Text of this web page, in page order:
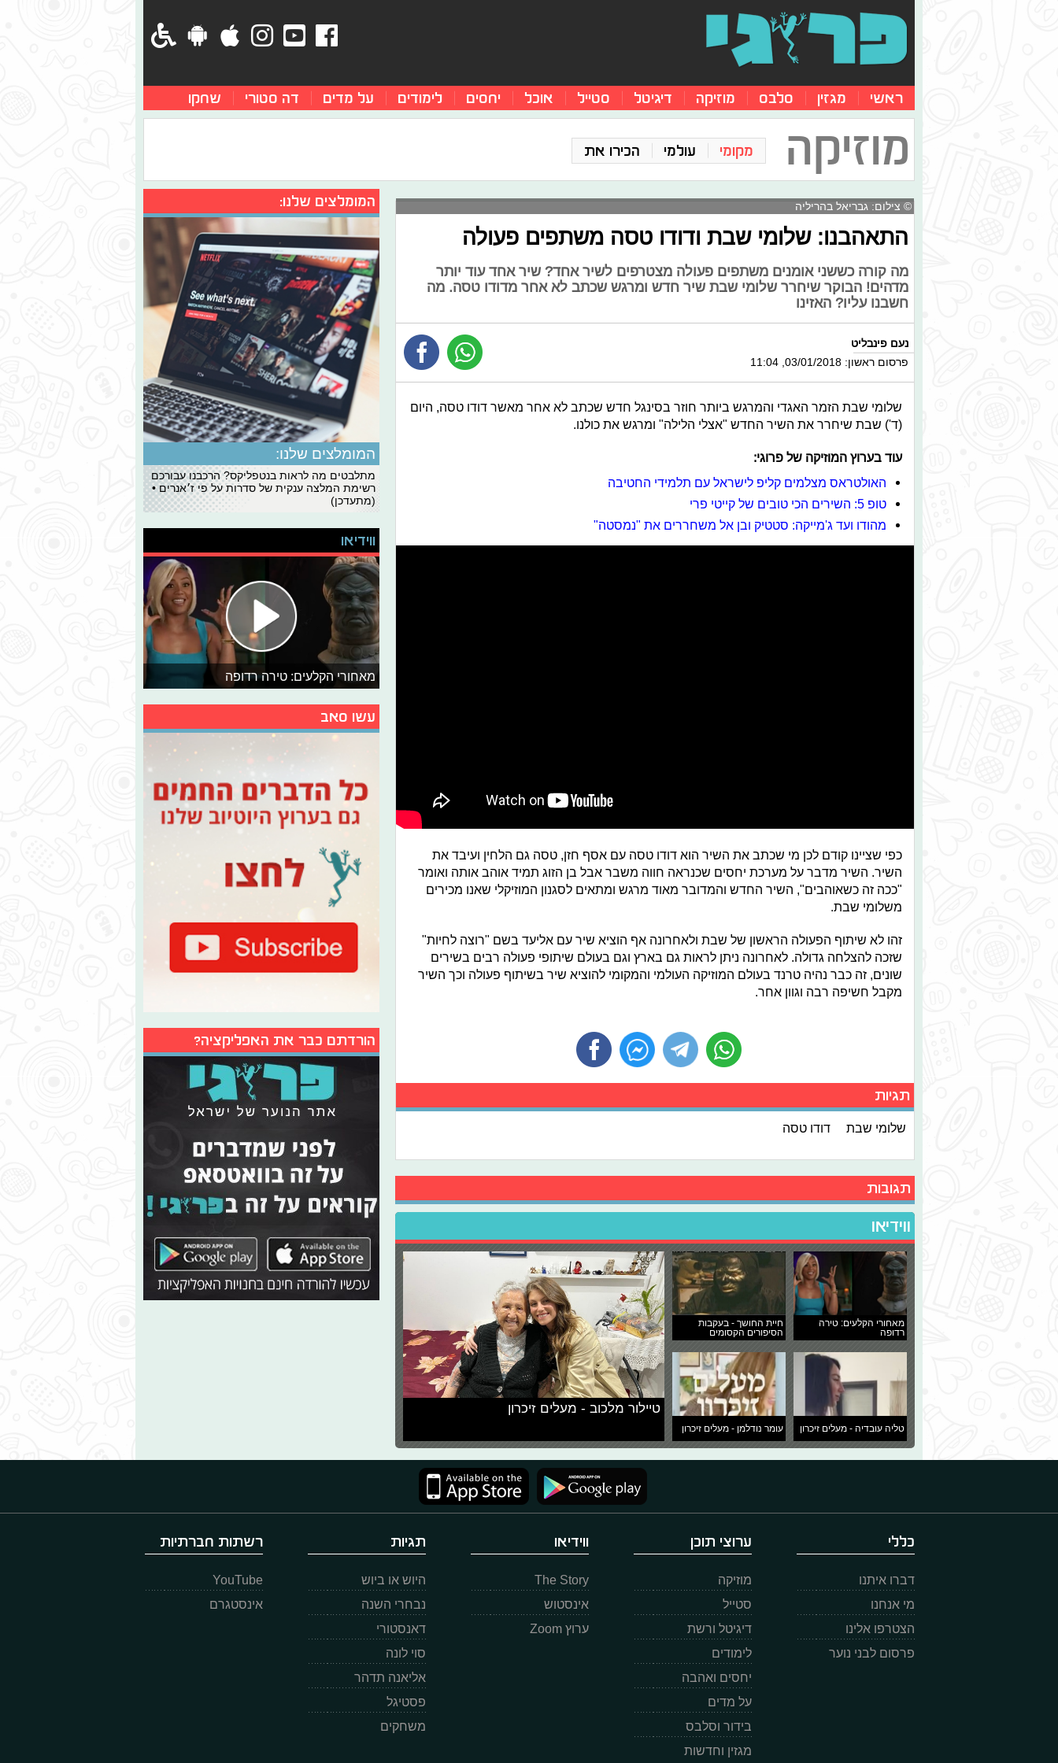
ראשי מגזין סלבס מוזיקה דיגיטל סטייל אוכל יחסים לימודים על מדים דה סטורי שחקו
מוזיקה מקומי עולמי הכירו את
© צילום: גבריאל בהריליה
התאהבנו: שלומי שבת ודודו טסה משתפים פעולה
מה קורה כששני אומנים משתפים פעולה מצטרפים לשיר אחד? שיר אחד עוד יותר
מדהים! הבוקר שיחרר שלומי שבת שיר חדש ומרגש שכתב לא אחר מדודו טסה. מה
חשבנו עליו? האזינו
נעם פינבליט
פרסום ראשון: 03/01/2018, 11:04
שלומי שבת הזמר האגדי והמרגש ביותר חוזר בסינגל חדש שכתב לא אחר מאשר דודו טסה, היום
(ד') שבת שיחרר את השיר החדש "אצלי הלילה" ומרגש את כולנו.
עוד בערוץ המוזיקה של פרוגי:
האולטראס מצלמים קליפ לישראל עם תלמידי החטיבה
טופ 5: השירים הכי טובים של קייטי פרי
מהודו ועד ג'מייקה: סטטיק ובן אל משחררים את "נמסטה"
כפי שציינו קודם לכן מי שכתב את השיר הוא דודו טסה עם אסף חזן, טסה גם הלחין ועיבד את
השיר. השיר מדבר על מערכת יחסים שכנראה חווה משבר אבל בן הזוג תמיד אוהב אותה ואומר
"ככה זה כשאוהבים", השיר החדש והמדובר מאוד מרגש ומתאים לסגנון המוזיקלי שאנו מכירים
משלומי שבת.
זהו לא שיתוף הפעולה הראשון של שבת ולאחרונה אף הוציא שיר עם אליעד בשם "רוצה לחיות"
שזכה להצלחה גדולה. לאחרונה ניתן לראות גם בארץ וגם בעולם שיתופי פעולה רבים בשירים
שונים, זה כבר נהיה טרנד בעולם המוזיקה העולמי והמקומי להוציא שיר בשיתוף פעולה וכך השיר
מקבל חשיפה רבה וגוון אחר.
תגיות
שלומי שבת דודו טסה
תגובות
ווידיאו
מאחורי הקלעים: טירה
רדופה
חיית החושך - בעקבות
הסיפורים הקסומים
טליה עובדיה - מעלים זיכרון עומר נודלמן - מעלים זיכרון
טיילור מלכוב - מעלים זיכרון
המומלצים שלנו:
המומלצים שלנו:
מתלבטים מה לראות בנטפליקס? הרכבנו עבורכם
רשימת המלצה ענקית של סדרות על פי ז׳אנרים •
(מתעדכן)
ווידיאו
מאחורי הקלעים: טירה רדופה
עשו סאב
הורדתם כבר את האפליקציה?
כללי
דברו איתנו
מי אנחנו
הצטרפו אלינו
פרסום לבני נוער
ערוצי תוכן
מוזיקה
סטייל
דיגיטל ורשת
לימודים
יחסים ואהבה
על מדים
בידור וסלבס
מגזין וחדשות
ווידיאו
The Story
אינסטוש
ערוץ Zoom
תגיות
היוש או ביוש
נבחרי השנה
דאנסטורי
סוי לונה
אליאנה תדהר
פסטיגל
משחקים
רשתות חברתיות
YouTube
אינסטגרם